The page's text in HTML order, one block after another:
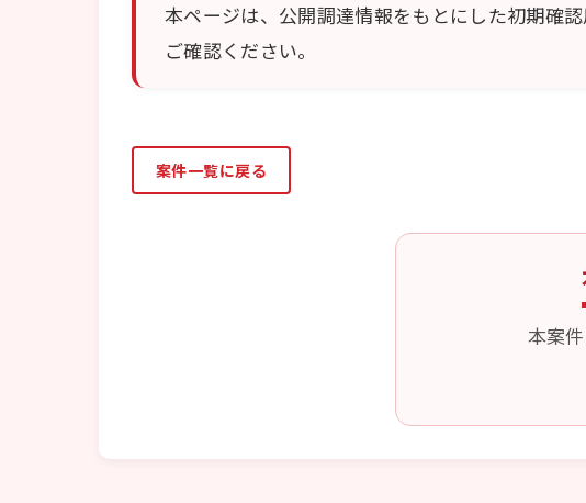
本ページは、公開調達情報をもとにした初期確
ご確認ください。
案件一覧に戻る
本案